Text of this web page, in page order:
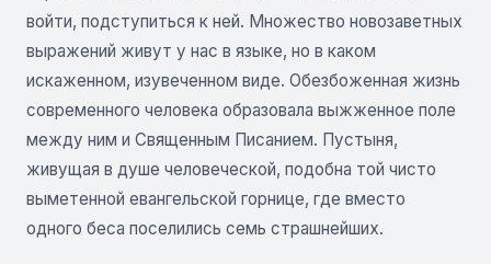
войти, подступиться к ней. Множество новозаветных
выражений живут у нас в языке, но в каком
искаженном, изувеченном виде. Обезбоженная жизнь
современного человека образовала выжженное поле
между ним и Священным Писанием. Пустыня,
живущая в душе человеческой, подобна той чисто
выметенной евангельской горнице, где вместо
одного беса поселились семь страшнейших.